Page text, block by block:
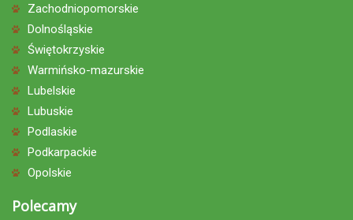
Zachodniopomorskie
Dolnośląskie
Świętokrzyskie
Warmińsko-mazurskie
Lubelskie
Lubuskie
Podlaskie
Podkarpackie
Opolskie
Polecamy